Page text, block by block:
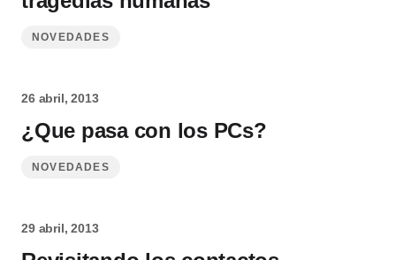
NOVEDADES
26 abril, 2013
¿Que pasa con los PCs?
NOVEDADES
29 abril, 2013